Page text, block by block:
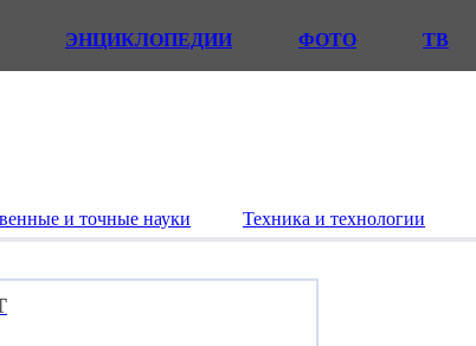
ЭНЦИКЛОПЕДИИ ФОТО ТВ
и точные науки Техника и технологии